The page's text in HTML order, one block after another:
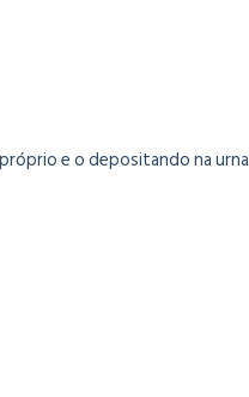
e o depositando na urna